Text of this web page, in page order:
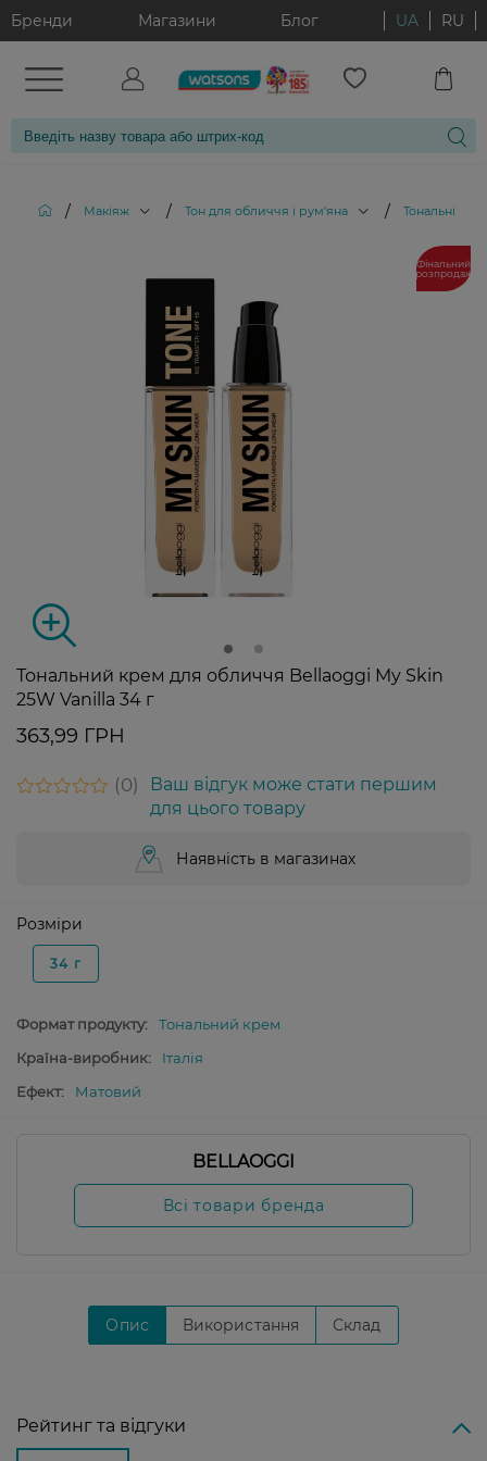
Бренди Магазини Блог UA RU
/ Макіяж / Тон для обличчя і рум'яна / Тональні
Фінальний
розпродаж
Тональний крем для обличчя Bellaoggi My Skin
25W Vanilla 34 г
363,99 ГРН
0
Ваш відгук може стати першим
для цього товару
Наявність в магазинах
Розміри
34 г
Формат продукту:
Тональний крем
Країна-виробник:
Італія
Ефект:
Матовий
BELLAOGGI
Всі товари бренда
Опис Використання Склад
Рейтинг та відгуки